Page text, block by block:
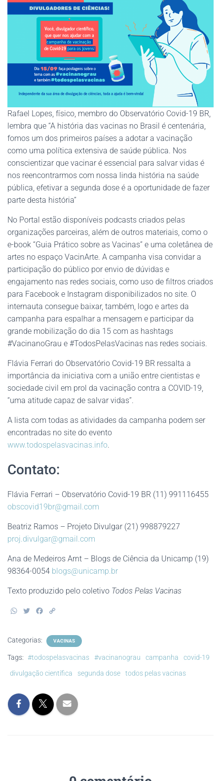
Rafael Lopes, físico, membro do Observatório Covid-19 BR,
lembra que “A história das vacinas no Brasil é centenária,
fomos um dos primeiros países a adotar a vacinação
como uma política extensiva de saúde pública. Nos
conscientizar que vacinar é essencial para salvar vidas é
nos reencontrarmos com nossa linda história na saúde
pública, efetivar a segunda dose é a oportunidade de fazer
parte desta história”
No Portal estão disponíveis podcasts criados pelas
organizações parceiras, além de outros materiais, como o
e-book “Guia Prático sobre as Vacinas” e uma coletânea de
artes no espaço VacinArte. A campanha visa convidar a
participação do público por envio de dúvidas e
engajamento nas redes sociais, como uso de filtros criados
para Facebook e Instagram disponibilizados no site. O
internauta consegue baixar, também, logo e artes da
campanha para espalhar a mensagem e participar da
grande mobilização do dia 15 com as hashtags
#VacinanoGrau e #TodosPelasVacinas nas redes sociais.
Flávia Ferrari do Observatório Covid-19 BR ressalta a
importância da iniciativa com a união entre cientistas e
sociedade civil em prol da vacinação contra a COVID-19,
“uma atitude capaz de salvar vidas”.
A lista com todas as atividades da campanha podem ser
encontradas no site do evento
www.todospelasvacinas.info.
Contato:
Flávia Ferrari – Observatório Covid-19 BR (11) 991116455
obscovid19br@gmail.com
Beatriz Ramos – Projeto Divulgar (21) 998879227
proj.divulgar@gmail.com
Ana de Medeiros Arnt – Blogs de Ciência da Unicamp (19)
98364-0054 blogs@unicamp.br
Texto produzido pelo coletivo Todos Pelas Vacinas
W
t
A
p
t
e
e
b
o
k
y
L
i
k
Categorias: VACINAS
Tags: #todospelasvacinas #vacinanograu campanha
covid-19
divulgação científica
segunda dose todos pelas vacinas